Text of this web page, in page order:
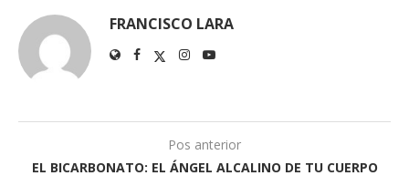
FRANCISCO LARA
Pos anterior
EL BICARBONATO: EL ÁNGEL ALCALINO DE TU CUERPO